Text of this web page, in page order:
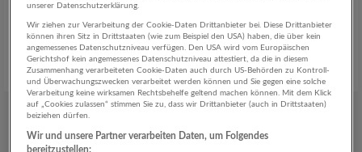
Die Bewerbungsfrist ist leider bereits abgelaufen. Sie
könnenhiernach aktuellen Jobs suchen.
unserer Datenschutzerklärung.
Wir ziehen zur Verarbeitung der Cookie-Daten Drittanbieter bei. Diese Drittanbieter
können ihren Sitz in Drittstaaten (wie zum Beispiel den USA) haben, die über kein
angemessenes Datenschutzniveau verfügen. Den USA wird vom Europäischen
Gerichtshof kein angemessenes Datenschutzniveau attestiert, da die in diesem
Zusammenhang verarbeiteten Cookie-Daten auch durch US-Behörden zu Kontroll-
und Überwachungszwecken verarbeitet werden können und Sie gegen eine solche
Verarbeitung keine wirksamen Rechtsbehelfe geltend machen können. Mit dem Klick
auf „Cookies zulassen“ stimmen Sie zu, dass wir Drittanbieter (auch in Drittstaaten)
beiziehen dürfen.
Wir und unsere Partner verarbeiten Daten, um Folgendes
bereitzustellen: